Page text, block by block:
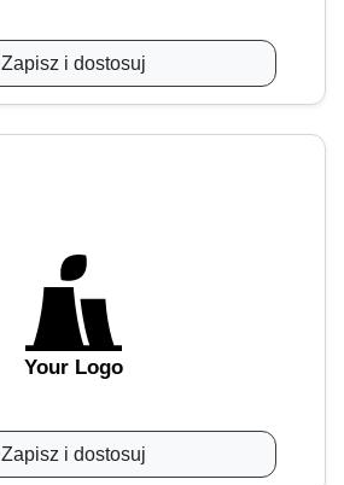
Zapisz i dostosuj
Your Logo
Zapisz i dostosuj